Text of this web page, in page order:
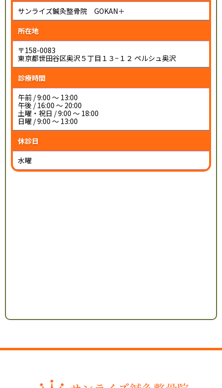
サンライズ鍼灸整骨院 GOKAN＋
所在地
〒158-0083
東京都世田谷区奥沢５丁目１３−１２ ペルシュ奥沢
診療時間
午前 / 9:00 ～ 13:00
午後 / 16:00 ～ 20:00
土曜・祝日 / 9:00 ～ 18:00
日曜 / 9:00 ～ 13:00
休診日
水曜